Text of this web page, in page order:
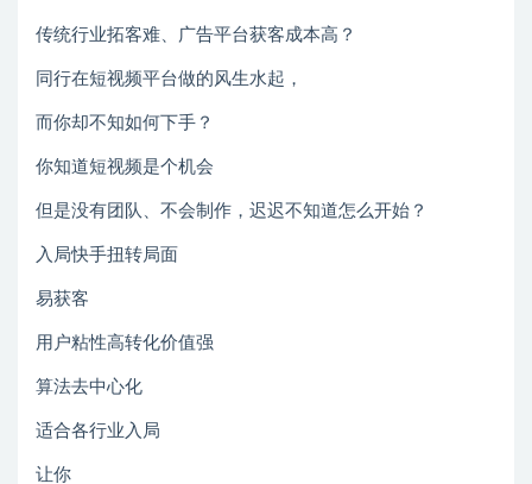
传统行业拓客难、广告平台获客成本高？
同行在短视频平台做的风生水起，
而你却不知如何下手？
你知道短视频是个机会
但是没有团队、不会制作，迟迟不知道怎么开始？
入局快手扭转局面
易获客
用户粘性高转化价值强
算法去中心化
适合各行业入局
让你